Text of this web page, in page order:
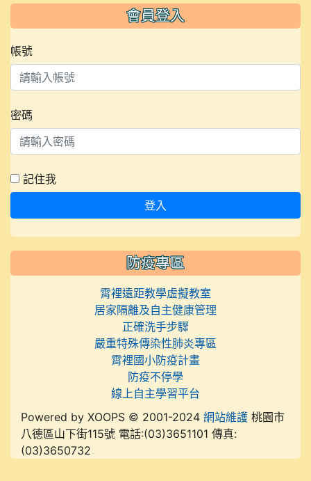
會員登入
帳號
密碼
記住我
登入
防疫專區
霄裡遠距教學虛擬教室
居家隔離及自主健康管理
正確洗手步驟
嚴重特殊傳染性肺炎專區
霄裡國小防疫計畫
防疫不停學
線上自主學習平台
Powered by XOOPS © 2001-2024 網站維護 桃園市
八德區山下街115號 電話:(03)3651101 傳真:
(03)3650732